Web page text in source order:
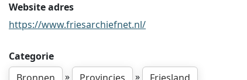
Website adres
https://www.friesarchiefnet.nl/
Categorie
» »